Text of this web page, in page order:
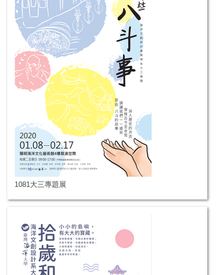
1081大三專題展